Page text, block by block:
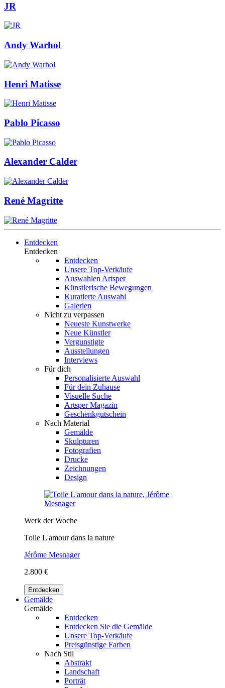
JR
Andy Warhol
Henri Matisse
Pablo Picasso
Alexander Calder
René Magritte
Entdecken
Entdecken
Entdecken
Unsere Top-Verkäufe
Auswahlen Artsper
Künstlerische Bewegungen
Kuratierte Auswahl
Galerien
Nicht zu verpassen
Neueste Kunstwerke
Neue Künstler
Vergunstigte
Ausstellungen
Interviews
Für dich
Personalisierte Auswahl
Für dein Zuhause
Visuelle Suche
Artsper Magazin
Geschenkgutschein
Nach Material
Gemälde
Skulpturen
Fotografien
Drucke
Zeichnungen
Design
Werk der Woche
Toile L'amour dans la nature
Jérôme Mesnager
2.800 €
Entdecken
Gemälde
Gemälde
Entdecken
Entdecken Sie die Gemälde
Unsere Top-Verkäufe
Preisgünstige Farben
Nach Stil
Abstrakt
Landschaft
Porträt